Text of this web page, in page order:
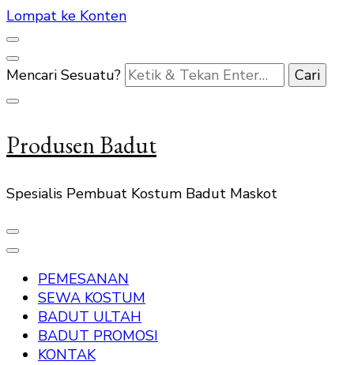
Lompat ke Konten
Mencari Sesuatu?
Produsen Badut
Spesialis Pembuat Kostum Badut Maskot
PEMESANAN
SEWA KOSTUM
BADUT ULTAH
BADUT PROMOSI
KONTAK